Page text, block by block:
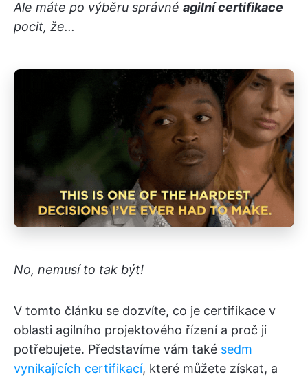
Ale máte po výběru správné agilní certifikace
pocit, že...
No, nemusí to tak být!
V tomto článku se dozvíte, co je certifikace v
oblasti agilního projektového řízení a proč ji
potřebujete. Představíme vám také sedm
vynikajících certifikací, které můžete získat, a